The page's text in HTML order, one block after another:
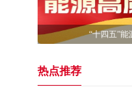
“十四五”能
热点推荐